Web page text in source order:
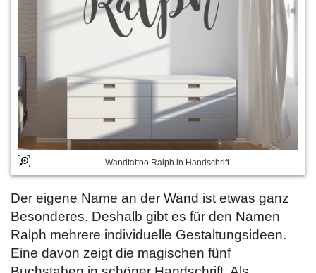
Wandtattoo Ralph in Handschrift
Der eigene Name an der Wand ist etwas ganz
Besonderes. Deshalb gibt es für den Namen
Ralph mehrere individuelle Gestaltungsideen.
Eine davon zeigt die magischen fünf